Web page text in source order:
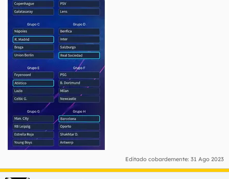
Editado cobardemente: 31 Ago 2023